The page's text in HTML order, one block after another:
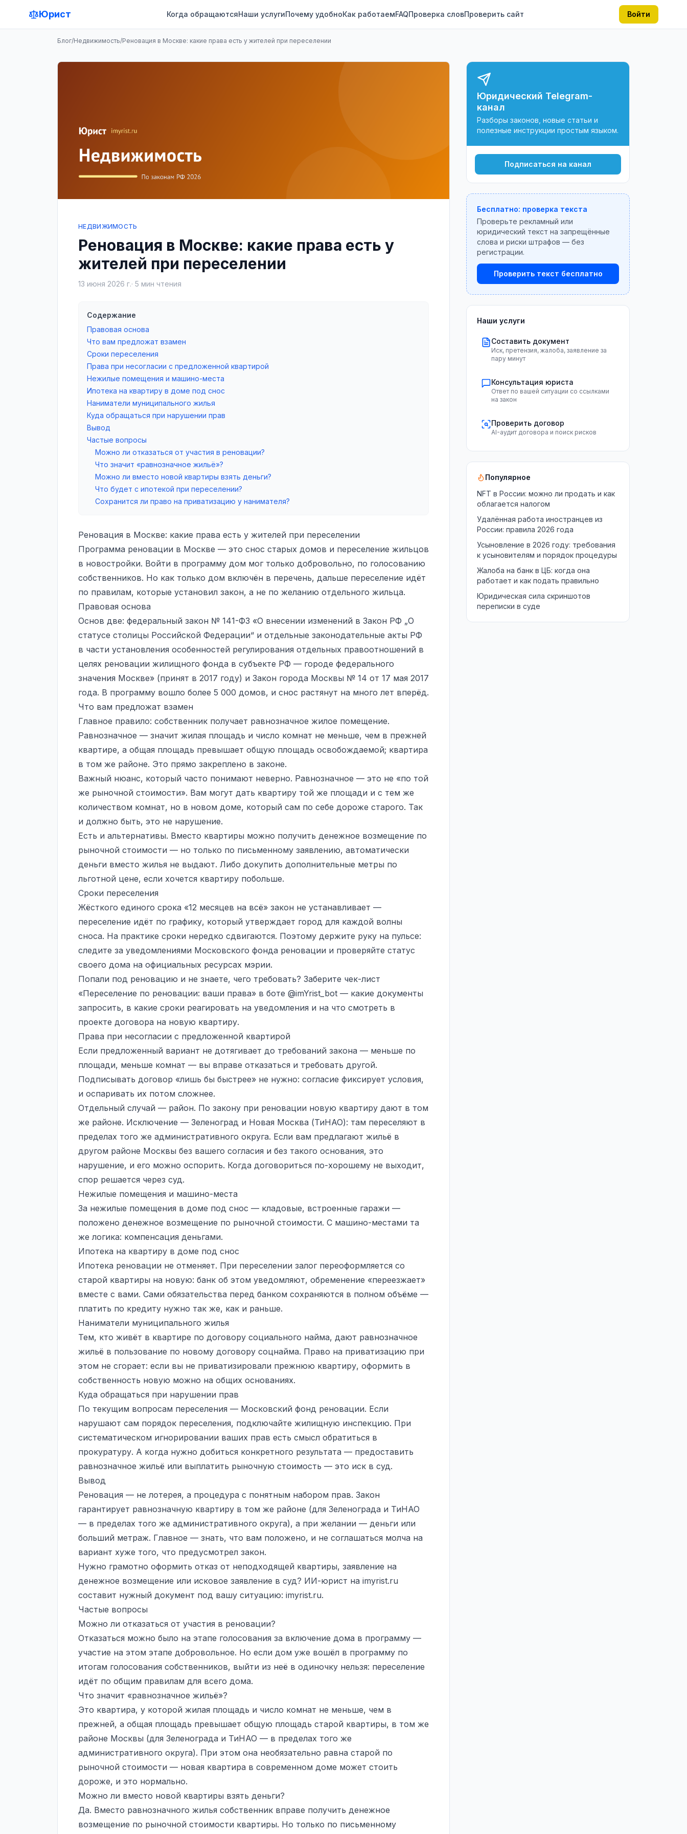
Юрист Когда обращаютсяНаши услугиПочему удобноКак работаемFAQПроверка словПроверить сайт Войти
Блог/Недвижимость/Реновация в Москве: какие права есть у жителей при переселении
НЕДВИЖИМОСТЬ
Реновация в Москве: какие права есть у
жителей при переселении
13 июня 2026 г.· 5 мин чтения
Содержание
Правовая основа
Что вам предложат взамен
Сроки переселения
Права при несогласии с предложенной квартирой
Нежилые помещения и машино-места
Ипотека на квартиру в доме под снос
Наниматели муниципального жилья
Куда обращаться при нарушении прав
Вывод
Частые вопросы
Можно ли отказаться от участия в реновации?
Что значит «равнозначное жильё»?
Можно ли вместо новой квартиры взять деньги?
Что будет с ипотекой при переселении?
Сохранится ли право на приватизацию у нанимателя?
Реновация в Москве: какие права есть у жителей при переселении
Программа реновации в Москве — это снос старых домов и переселение жильцов
в новостройки. Войти в программу дом мог только добровольно, по голосованию
собственников. Но как только дом включён в перечень, дальше переселение идёт
по правилам, которые установил закон, а не по желанию отдельного жильца.
Правовая основа
Основ две: федеральный закон № 141-ФЗ «О внесении изменений в Закон РФ „О
статусе столицы Российской Федерации“ и отдельные законодательные акты РФ
в части установления особенностей регулирования отдельных правоотношений в
целях реновации жилищного фонда в субъекте РФ — городе федерального
значения Москве» (принят в 2017 году) и Закон города Москвы № 14 от 17 мая 2017
года. В программу вошло более 5 000 домов, и снос растянут на много лет вперёд.
Что вам предложат взамен
Главное правило: собственник получает равнозначное жилое помещение.
Равнозначное — значит жилая площадь и число комнат не меньше, чем в прежней
квартире, а общая площадь превышает общую площадь освобождаемой; квартира
в том же районе. Это прямо закреплено в законе.
Важный нюанс, который часто понимают неверно. Равнозначное — это не «по той
же рыночной стоимости». Вам могут дать квартиру той же площади и с тем же
количеством комнат, но в новом доме, который сам по себе дороже старого. Так
и должно быть, это не нарушение.
Есть и альтернативы. Вместо квартиры можно получить денежное возмещение по
рыночной стоимости — но только по письменному заявлению, автоматически
деньги вместо жилья не выдают. Либо докупить дополнительные метры по
льготной цене, если хочется квартиру побольше.
Сроки переселения
Жёсткого единого срока «12 месяцев на всё» закон не устанавливает —
переселение идёт по графику, который утверждает город для каждой волны
сноса. На практике сроки нередко сдвигаются. Поэтому держите руку на пульсе:
следите за уведомлениями Московского фонда реновации и проверяйте статус
своего дома на официальных ресурсах мэрии.
Попали под реновацию и не знаете, чего требовать? Заберите чек-лист
«Переселение по реновации: ваши права» в боте @imYrist_bot — какие документы
запросить, в какие сроки реагировать на уведомления и на что смотреть в
проекте договора на новую квартиру.
Права при несогласии с предложенной квартирой
Если предложенный вариант не дотягивает до требований закона — меньше по
площади, меньше комнат — вы вправе отказаться и требовать другой.
Подписывать договор «лишь бы быстрее» не нужно: согласие фиксирует условия,
и оспаривать их потом сложнее.
Отдельный случай — район. По закону при реновации новую квартиру дают в том
же районе. Исключение — Зеленоград и Новая Москва (ТиНАО): там переселяют в
пределах того же административного округа. Если вам предлагают жильё в
другом районе Москвы без вашего согласия и без такого основания, это
нарушение, и его можно оспорить. Когда договориться по-хорошему не выходит,
спор решается через суд.
Нежилые помещения и машино-места
За нежилые помещения в доме под снос — кладовые, встроенные гаражи —
положено денежное возмещение по рыночной стоимости. С машино-местами та
же логика: компенсация деньгами.
Ипотека на квартиру в доме под снос
Ипотека реновации не отменяет. При переселении залог переоформляется со
старой квартиры на новую: банк об этом уведомляют, обременение «переезжает»
вместе с вами. Сами обязательства перед банком сохраняются в полном объёме —
платить по кредиту нужно так же, как и раньше.
Наниматели муниципального жилья
Тем, кто живёт в квартире по договору социального найма, дают равнозначное
жильё в пользование по новому договору соцнайма. Право на приватизацию при
этом не сгорает: если вы не приватизировали прежнюю квартиру, оформить в
собственность новую можно на общих основаниях.
Куда обращаться при нарушении прав
По текущим вопросам переселения — Московский фонд реновации. Если
нарушают сам порядок переселения, подключайте жилищную инспекцию. При
систематическом игнорировании ваших прав есть смысл обратиться в
прокуратуру. А когда нужно добиться конкретного результата — предоставить
равнозначное жильё или выплатить рыночную стоимость — это иск в суд.
Вывод
Реновация — не лотерея, а процедура с понятным набором прав. Закон
гарантирует равнозначную квартиру в том же районе (для Зеленограда и ТиНАО
— в пределах того же административного округа), а при желании — деньги или
больший метраж. Главное — знать, что вам положено, и не соглашаться молча на
вариант хуже того, что предусмотрел закон.
Нужно грамотно оформить отказ от неподходящей квартиры, заявление на
денежное возмещение или исковое заявление в суд? ИИ-юрист на imyrist.ru
составит нужный документ под вашу ситуацию: imyrist.ru.
Частые вопросы
Можно ли отказаться от участия в реновации?
Отказаться можно было на этапе голосования за включение дома в программу —
участие на этом этапе добровольное. Но если дом уже вошёл в программу по
итогам голосования собственников, выйти из неё в одиночку нельзя: переселение
идёт по общим правилам для всего дома.
Что значит «равнозначное жильё»?
Это квартира, у которой жилая площадь и число комнат не меньше, чем в
прежней, а общая площадь превышает общую площадь старой квартиры, в том же
районе Москвы (для Зеленограда и ТиНАО — в пределах того же
административного округа). При этом она необязательно равна старой по
рыночной стоимости — новая квартира в современном доме может стоить
дороже, и это нормально.
Можно ли вместо новой квартиры взять деньги?
Да. Вместо равнозначного жилья собственник вправе получить денежное
возмещение по рыночной стоимости квартиры. Но только по письменному
Юридический Telegram-
канал
Разборы законов, новые статьи и
полезные инструкции простым языком.
Подписаться на канал
Бесплатно: проверка текста
Проверьте рекламный или
юридический текст на запрещённые
слова и риски штрафов — без
регистрации.
Проверить текст бесплатно
Наши услуги
Составить документ
Иск, претензия, жалоба, заявление за
пару минут
Консультация юриста
Ответ по вашей ситуации со ссылками
на закон
Проверить договор
AI-аудит договора и поиск рисков
Популярное
NFT в России: можно ли продать и как
облагается налогом
Удалённая работа иностранцев из
России: правила 2026 года
Усыновление в 2026 году: требования
к усыновителям и порядок процедуры
Жалоба на банк в ЦБ: когда она
работает и как подать правильно
Юридическая сила скриншотов
переписки в суде